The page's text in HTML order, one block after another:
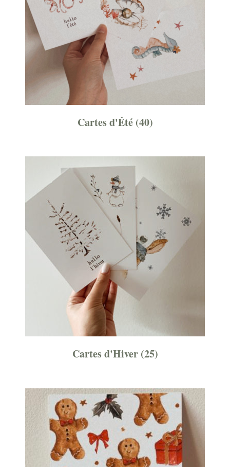
Cartes d'Été (40)
Cartes d'Hiver (25)